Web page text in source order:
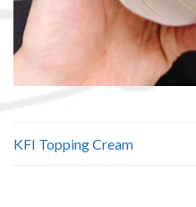
KFI Topping Cream